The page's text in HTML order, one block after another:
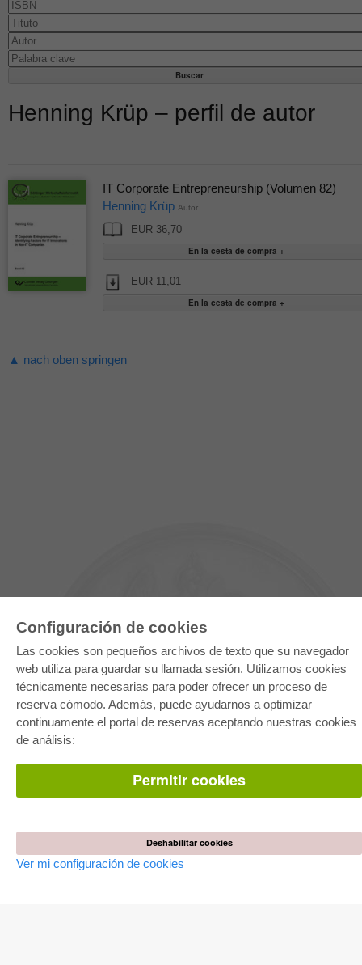
Configuración de cookies
Las cookies son pequeños archivos de texto que su navegador
web utiliza para guardar su llamada sesión. Utilizamos cookies
técnicamente necesarias para poder ofrecer un proceso de
reserva cómodo. Además, puede ayudarnos a optimizar
continuamente el portal de reservas aceptando nuestras cookies
de análisis:
Permitir cookies
Deshabilitar cookies
Ver mi configuración de cookies
Henning Krüp – perfil de autor
IT Corporate Entrepreneurship (Volumen 82)
Henning Krüp Autor
EUR 36,70
EUR 11,01
▲ nach oben springen
E-COLLECTION
Paquete de especialidades
Facilitación de E-Books
Preguntas mas frequentes(FAQ)
Condiciones